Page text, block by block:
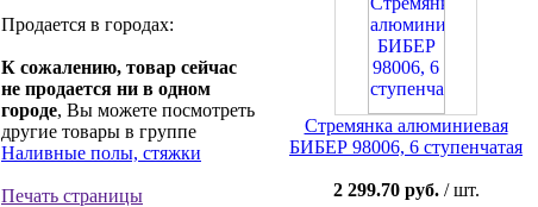
Продается в городах:
К сожалению, товар сейчас
не продается ни в одном
городе, Вы можете посмотреть
другие товары в группе
Наливные полы, стяжки
Печать страницы
Стремянка алюминиевая
БИБЕР 98006, 6 ступенчатая
2 299.70 руб./ шт.